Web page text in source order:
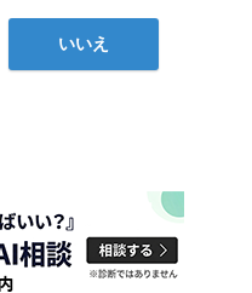
いいえ